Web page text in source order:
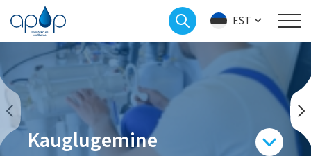
EST
Kauglugemine